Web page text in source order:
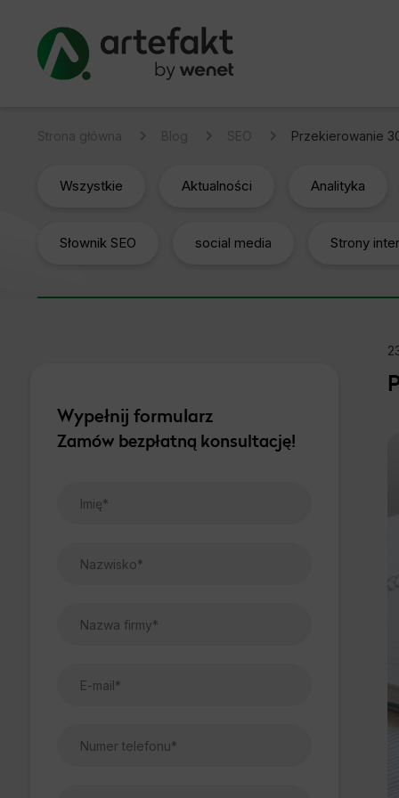
Strona główna Blog SEO Przekierowanie
Wszystkie Aktualności Analityka
Słownik SEO social media Strony
Wypełnij formularz
Zamów bezpłatną konsultację!